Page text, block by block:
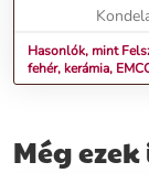
Hasonlók, mint
fehér, kerámia,
Még